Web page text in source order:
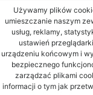
Używamy plików
umieszczanie naszym
usług, reklamy,
ustawień
urządzeniu końcowym i
bezpiecznego
zarządzać plikami
informacji o tym jak